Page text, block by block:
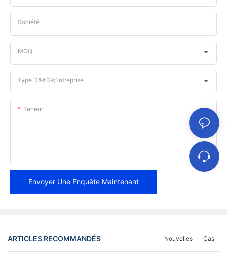
Société
MOQ
Type D&#39;entreprise
Teneur
Envoyer Une Enquête Maintenant
ARTICLES RECOMMANDÉS Cas
Nouvelles